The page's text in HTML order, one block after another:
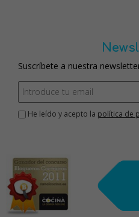
Suscríbete a nuestra
He leído y acepto la política de